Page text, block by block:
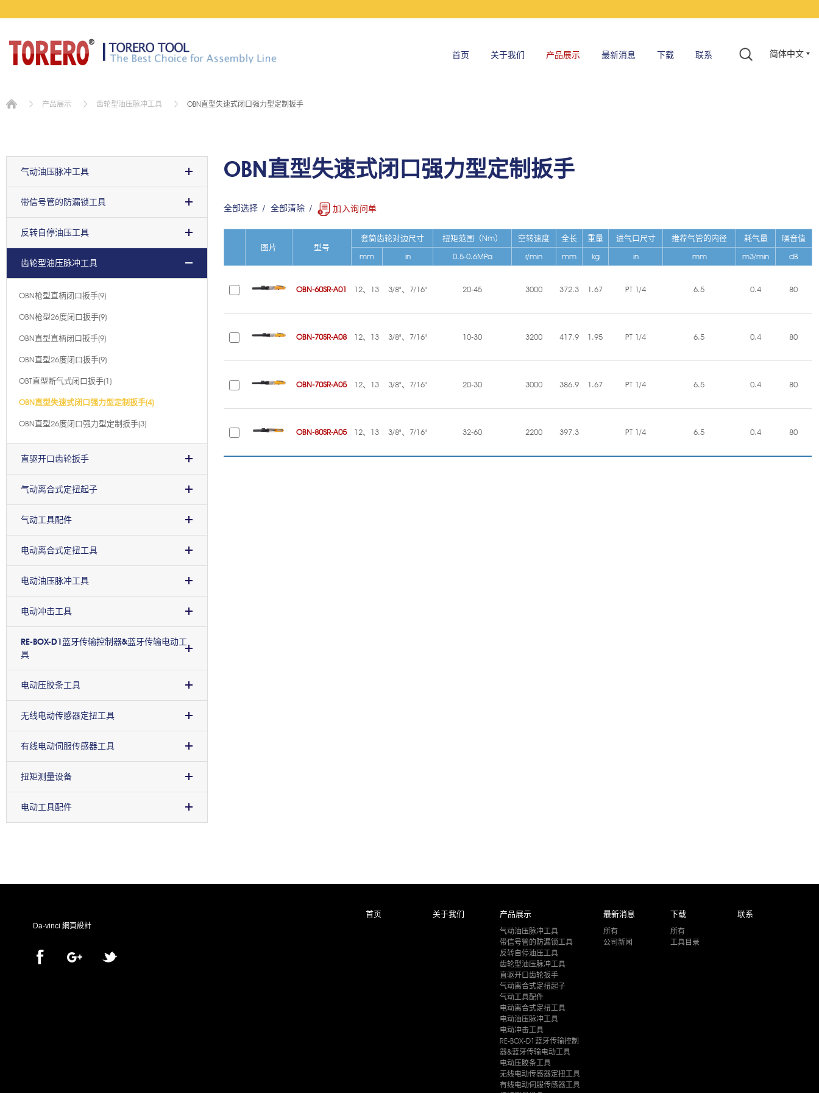
简体中文
首页 关于我们 产品展示 最新消息 下载 联系
产品展示 齿轮型油压脉冲工具 OBN直型失速式闭口强力型定制扳手
OBN直型失速式闭口强力型定制扳手
全部选择 全部清除 加入询问单
图片 型号
套筒齿轮对边尺寸 扭矩范围（Nm） 空转速度 全长 重量 进气口尺寸 推荐气管的内径 耗气量
噪音值
mm
in 0.5-0.6MPa r/min mm kg in mm m3/min dB
OBN-60SR-A01 12、13 3/8"、7/16" 20-45 3000 372.3 1.67 PT 1/4 6.5 0.4 80
OBN-70SR-A08 12、13 3/8"、7/16" 10-30 3200 417.9 1.95 PT 1/4 6.5 0.4 80
OBN-70SR-A05 12、13 3/8"、7/16" 20-30 3000 386.9 1.67 PT 1/4 6.5 0.4 80
OBN-80SR-A05 12、13 3/8"、7/16" 32-60 2200 397.3 PT 1/4 6.5 0.4 80
气动油压脉冲工具
带信号管的防漏锁工具
反转自停油压工具
齿轮型油压脉冲工具
OBN枪型直柄闭口扳手(9)
OBN枪型26度闭口扳手(9)
OBN直型直柄闭口扳手(9)
OBN直型26度闭口扳手(9)
OBT直型断气式闭口扳手(1)
OBN直型失速式闭口强力型定制扳手(4)
OBN直型26度闭口强力型定制扳手(3)
直驱开口齿轮扳手
气动离合式定扭起子
气动工具配件
电动离合式定扭工具
电动油压脉冲工具
电动冲击工具
RE-BOX-D1蓝牙传输控制器&蓝牙传输电动工
具
电动压胶条工具
无线电动传感器定扭工具
有线电动伺服传感器工具
扭矩测量设备
电动工具配件
首页 关于我们 产品展示
气动油压脉冲工具
带信号管的防漏锁工具
反转自停油压工具
齿轮型油压脉冲工具
直驱开口齿轮扳手
气动离合式定扭起子
气动工具配件
电动离合式定扭工具
电动油压脉冲工具
电动冲击工具
RE-BOX-D1蓝牙传输控制
器&蓝牙传输电动工具
电动压胶条工具
无线电动传感器定扭工具
有线电动伺服传感器工具
最新消息
所有
公司新闻
下载
所有
工具目录
联系
Da-vinci 網頁設計